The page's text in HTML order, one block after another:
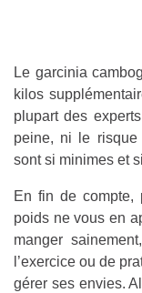
Le garcinia
kilos
plupart des
peine, ni le risque
sont si minimes et
En fin de compte,
poids ne vous en
manger
l’exercice ou de
gérer ses envies.